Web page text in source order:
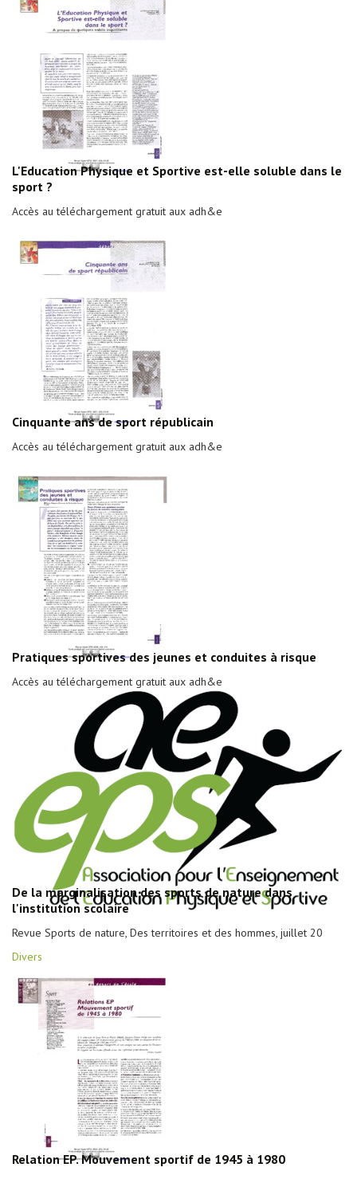
L'Education Physique et Sportive est-elle soluble dans le
sport ?
Accès au téléchargement gratuit aux adh&e
Cinquante ans de sport républicain
Accès au téléchargement gratuit aux adh&e
Pratiques sportives des jeunes et conduites à risque
Accès au téléchargement gratuit aux adh&e
De la marginalisation des sports de nature dans
l'institution scolaire
Revue Sports de nature, Des territoires et des hommes, juillet 20
Divers
Relation EP. Mouvement sportif de 1945 à 1980